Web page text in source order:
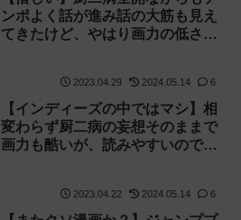
ンポよく話が進み話の大筋も見え
てきたけど、やはり画力の低さが
2023.04.29 2024.05.14 6
【インディーズの中ではマシ】相
変わらず厨二病の妄想そのままで
画力も酷いが、読みやすいので不
2023.04.22 2024.05.14 6